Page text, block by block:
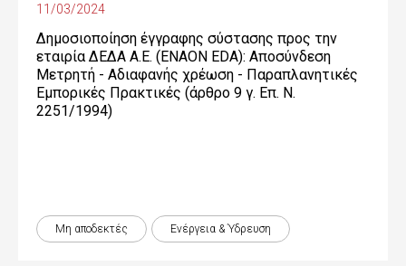
11/03/2024
Δημοσιοποίηση έγγραφης σύστασης προς την
εταιρία ΔΕΔΑ Α.Ε. (ENAON EDA): Αποσύνδεση
Μετρητή - Αδιαφανής χρέωση - Παραπλανητικές
Εμπορικές Πρακτικές (άρθρο 9 γ. Επ. Ν.
2251/1994)
Μη αποδεκτές Ενέργεια & Ύδρευση